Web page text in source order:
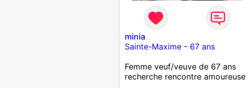
minia
Sainte-Maxime- 67 ans
Femme veuf/veuve de 67 ans
recherche rencontre amoureuse